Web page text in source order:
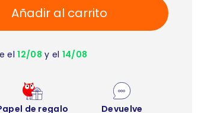
Añadir al carrito
el12/08 y el 14/08
de regalo Devuelve